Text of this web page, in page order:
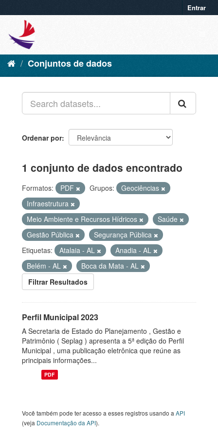
Entrar
Conjuntos de dados
Ordenar por
1 conjunto de dados encontrado
Formatos: PDF Grupos:
Geociências
Infraestrutura
Meio Ambiente e Recursos Hídricos
Saúde
Gestão Pública
Segurança Pública
Etiquetas:
Atalaia - AL
Anadia - AL
Belém - AL
Boca da Mata - AL
Filtrar Resultados
Perfil Municipal 2023
A Secretaria de Estado do Planejamento , Gestão e
Patrimônio ( Seplag ) apresenta a 5ª edição do Perfil
Municipal , uma publicação eletrônica que reúne as
principais informações...
PDF
Você também pode ter acesso a esses registros usando a API
(veja Documentação da API).